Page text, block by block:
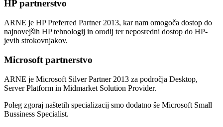
HP partnerstvo
ARNE je HP Preferred Partner 2013, kar nam omogoča dostop do
najnovejših HP tehnologij in orodij ter neposredni dostop do HP-
jevih strokovnjakov.
Microsoft partnerstvo
ARNE je Microsoft Silver Partner 2013 za področja Desktop,
Server Platform in Midmarket Solution Provider.
Poleg zgoraj naštetih specializacij smo dodatno še Microsoft Small
Bussiness Specialist.